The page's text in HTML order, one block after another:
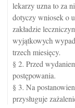
lekarzy uzna to za
dotyczy wniosek o
zakładzie
wyjątkowych
trzech miesięcy.
§ 2. Przed
postępowania.
§ 3. Na
przysługuje